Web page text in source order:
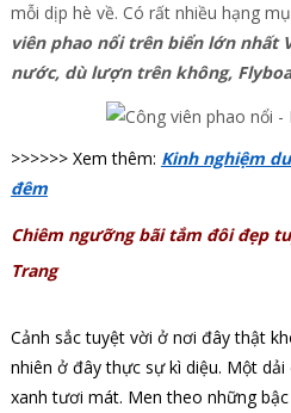
mỗi dịp hè về. Có rất nhiều hạng
viên phao nổi trên biển lớn nhất
nước, dù lượn trên không,
>>>>>> Xem thêm: Kinh nghiệm
đêm
Chiêm ngưỡng bãi tắm đôi đẹp
Trang
Cảnh sắc tuyệt vời ở nơi đây thật
nhiên ở đây thực sự kì diệu. Một
xanh tươi mát. Men theo những